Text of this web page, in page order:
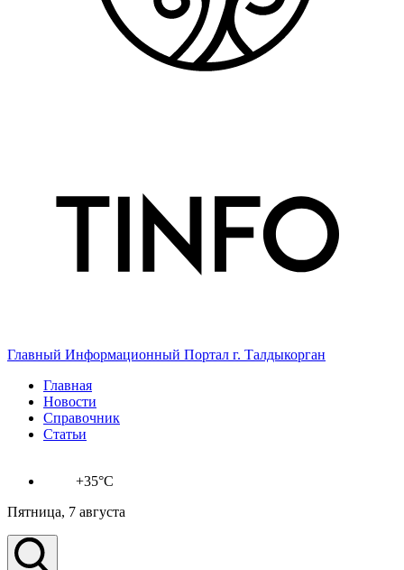
Главный Информационный Портал г. Талдыкорган
Главная
Новости
Справочник
Статьи
+35°C
Пятница, 7 августа